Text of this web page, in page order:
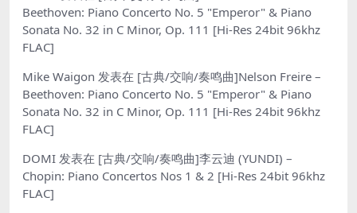
Beethoven: Piano Concerto No. 5 "Emperor" & Piano
Sonata No. 32 in C Minor, Op. 111 [Hi-Res 24bit 96khz
FLAC]
Mike Waigon 发表在 [古典/交响/奏鸣曲]Nelson Freire –
Beethoven: Piano Concerto No. 5 "Emperor" & Piano
Sonata No. 32 in C Minor, Op. 111 [Hi-Res 24bit 96khz
FLAC]
DOMI 发表在 [古典/交响/奏鸣曲]李云迪 (YUNDI) –
Chopin: Piano Concertos Nos 1 & 2 [Hi-Res 24bit 96khz
FLAC]